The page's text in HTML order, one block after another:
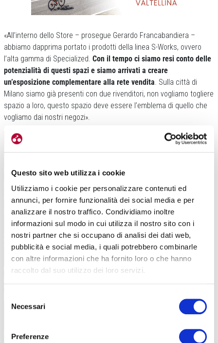
Questo sito web utilizza i cookie
Utilizziamo i cookie per personalizzare contenuti ed
annunci, per fornire funzionalità dei social media e per
analizzare il nostro traffico. Condividiamo inoltre
informazioni sul modo in cui utilizza il nostro sito con i
nostri partner che si occupano di analisi dei dati web,
pubblicità e social media, i quali potrebbero combinarle
con altre informazioni che ha fornito loro o che hanno
raccolto dal suo utilizzo dei loro servizi.
delNecessari
Preferenze
«All’interno dello Store – prosegue Gerardo Francabandiera –
abbiamo dapprima portato i prodotti della linea S-Works, ovvero
l’alta gamma di Specialized. Con il tempo ci siamo resi conto delle
potenzialità di questi spazi e siamo arrivati a creare
un’esposizione complementare alla rete vendita . Sulla città di
Milano siamo già presenti con due rivenditori, non vogliamo togliere
spazio a loro, questo spazio deve essere l’emblema di quello che
vogliamo dai nostri negozi».
Specialized ha esposto tutti i suoi modelli, comprese le biciclette urban ed